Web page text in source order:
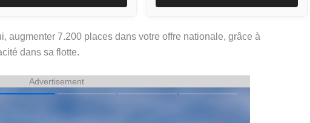
augmenter 7.200 places dans votre offre nationale, grâce à
dans sa flotte.
Advertisement